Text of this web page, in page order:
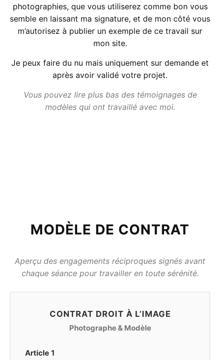
photographies, que vous utiliserez comme bon vous
semble en laissant ma signature, et de mon côté vous
m’autorisez à publier un exemple de ce travail sur
mon site.
Je peux faire du nu mais uniquement sur demande et
après avoir validé votre projet.
Vous pouvez lire plus bas des témoignages de
modèles qui ont travaillé avec moi.
MODÈLE DE CONTRAT
Aperçu des engagements réciproques signés avant
chaque séance pour travailler en toute sérénité.
CONTRAT DROIT À L’IMAGE
Photographe & Modèle
Article 1